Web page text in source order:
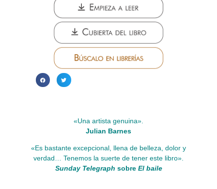
«Una artista genuina».
Julian Barnes
«Es bastante excepcional, llena de belleza, dolor y
verdad… Tenemos la suerte de tener este libro».
Sunday Telegraph sobre El baile